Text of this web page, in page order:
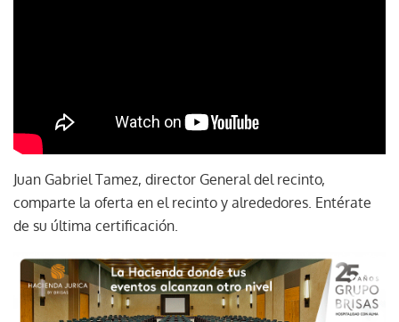
Juan Gabriel Tamez, director General del recinto,
comparte la oferta en el recinto y alrededores. Entérate
de su última certificación.